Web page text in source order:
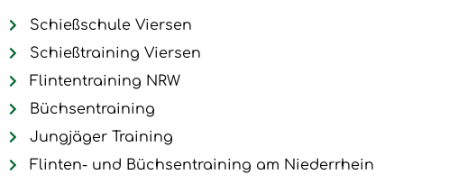
Schießschule Viersen
Schießtraining Viersen
Flintentraining NRW
Büchsentraining
Jungjäger Training
Flinten- und Büchsentraining am Niederrhein